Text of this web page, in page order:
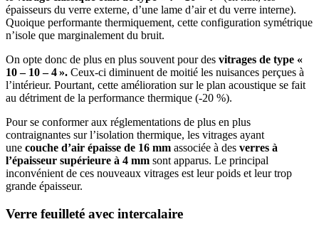
épaisseurs du verre externe, d’une lame d’air et du verre interne).
Quoique performante thermiquement, cette configuration symétrique
n’isole que marginalement du bruit.
On opte donc de plus en plus souvent pour des vitrages de type «
10 – 10 – 4 ». Ceux-ci diminuent de moitié les nuisances perçues à
l’intérieur. Pourtant, cette amélioration sur le plan acoustique se fait
au détriment de la performance thermique (-20 %).
Pour se conformer aux réglementations de plus en plus
contraignantes sur l’isolation thermique, les vitrages ayant
une couche d’air épaisse de 16 mm associée à des verres à
l’épaisseur supérieure à 4 mm sont apparus. Le principal
inconvénient de ces nouveaux vitrages est leur poids et leur trop
grande épaisseur.
Verre feuilleté avec intercalaire